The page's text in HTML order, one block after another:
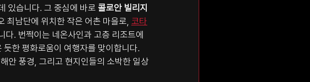
있습니다. 그 중심에 바로 콜로안 빌리지
최남단에 위치한 작은 어촌 마을로, 코타
. 번쩍이는 네온사인과 고층 리조트에
한 평화로움이 여행자를 맞이합니다.
안 풍경, 그리고 현지인들의 소박한 일상